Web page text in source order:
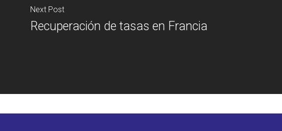
Next Post
Recuperación de tasas en Francia